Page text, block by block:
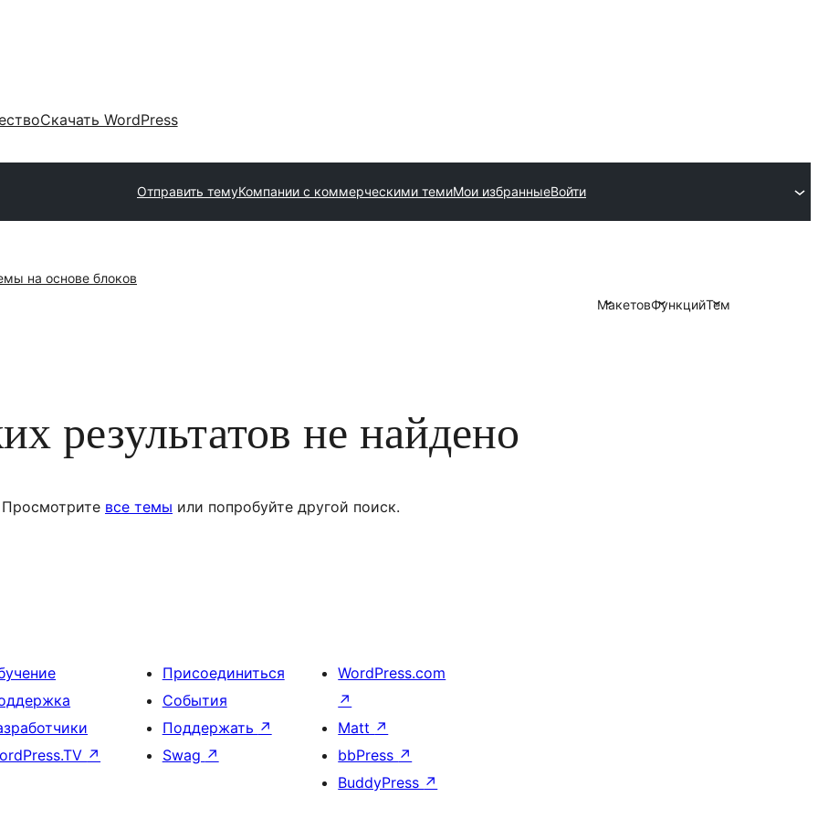
Скачать WordPress
Отправить темуКомпании с коммерческими темиМои избранныеВойти
на основе блоков
МакетовФункцийТем
результатов не найдено
Просмотрите все темы или попробуйте другой поиск.
↗
Присоединиться
События
Поддержать ↗
Swag ↗
WordPress.com
↗
Matt ↗
bbPress ↗
BuddyPress ↗